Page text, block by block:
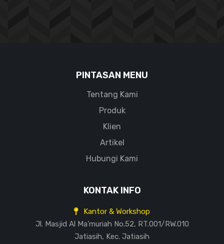
PINTASAN MENU
Tentang Kami
Produk
Klien
Artikel
Hubungi Kami
KONTAK INFO
Kantor & Workshop
Jl. Masjid Al Ma’muriah No.52, RT.001/RW.010
Jatiasih, Kec. Jatiasih